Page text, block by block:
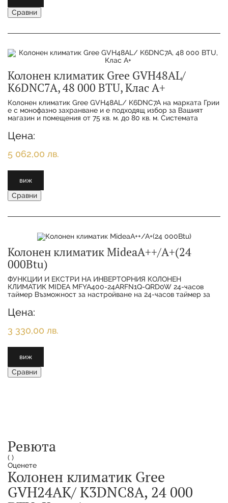
Сравни
Колонен климатик Gree GVH48AL/
K6DNC7A, 48 000 BTU, Клас А+
Колонен климатик Gree GVH48AL/ K6DNC7A на марката Грии
е с монофазно захранване и е подходящ избор за Вашият
магазин и помещения от 75 кв. м. до 80 кв. м. Системата
Цена:
5 062,00 лв.
виж
Сравни
Колонен климатик MideaА++/А+(24
000Btu)
ФУНКЦИИ И ЕКСТРИ НА ИНВЕРТОРНИЯ КОЛОНЕН
КЛИМАТИК MIDEA MFYA400-24ARFN1Q-QRD0W 24-часов
таймер Възможност за настройване на 24-часов таймер за
Цена:
3 330,00 лв.
виж
Сравни
Ревюта
( )
Оценете
Колонен климатик Gree
GVH24AK/ K3DNC8A, 24 000